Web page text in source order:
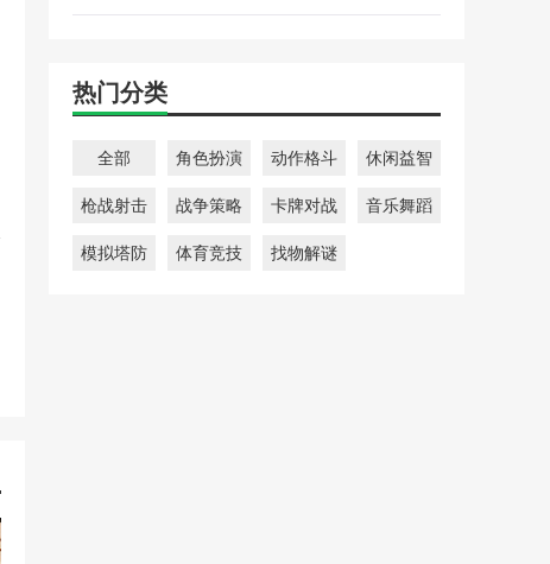
热门分类
全部 角色扮演 动作格斗 休闲益智
枪战射击 战争策略 卡牌对战 音乐舞蹈
模拟塔防 体育竞技 找物解谜